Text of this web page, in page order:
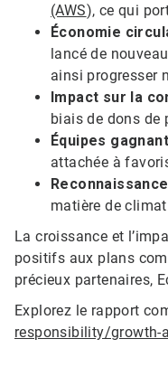
(AWS), ce qui
Économie
lancé de
ainsi progresser
Impact sur la
biais de dons de
Équipes
attachée à
Reconnaissance
matière de climat
La croissance et
positifs aux plans
précieux partenaires,
Explorez le rapport
responsibility/growth-